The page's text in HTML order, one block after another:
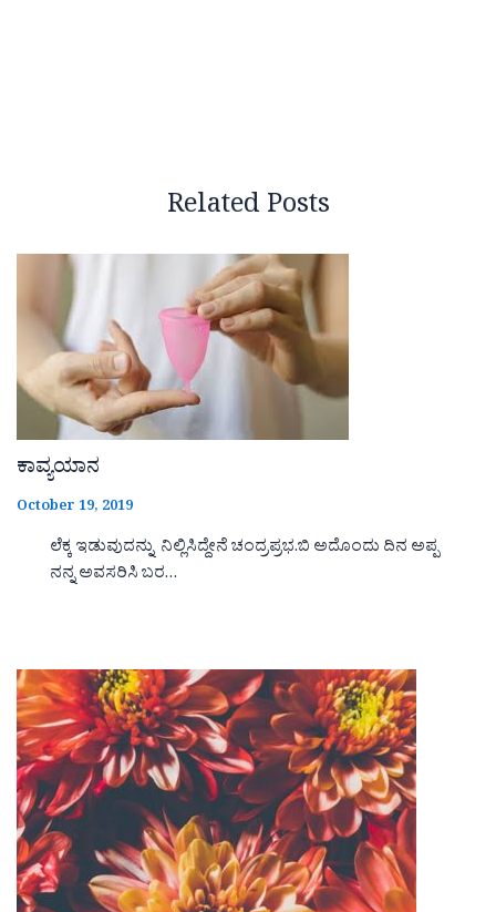
Related Posts
ಕಾವ್ಯಯಾನ
October 19, 2019
ಲೆಕ್ಕ ಇಡುವುದನ್ನು ನಿಲ್ಲಿಸಿದ್ದೇನೆ ಚಂದ್ರಪ್ರಭ.ಬಿ ಅದೊಂದು ದಿನ ಅಪ್ಪ
ನನ್ನ ಅವಸರಿಸಿ ಬರ…